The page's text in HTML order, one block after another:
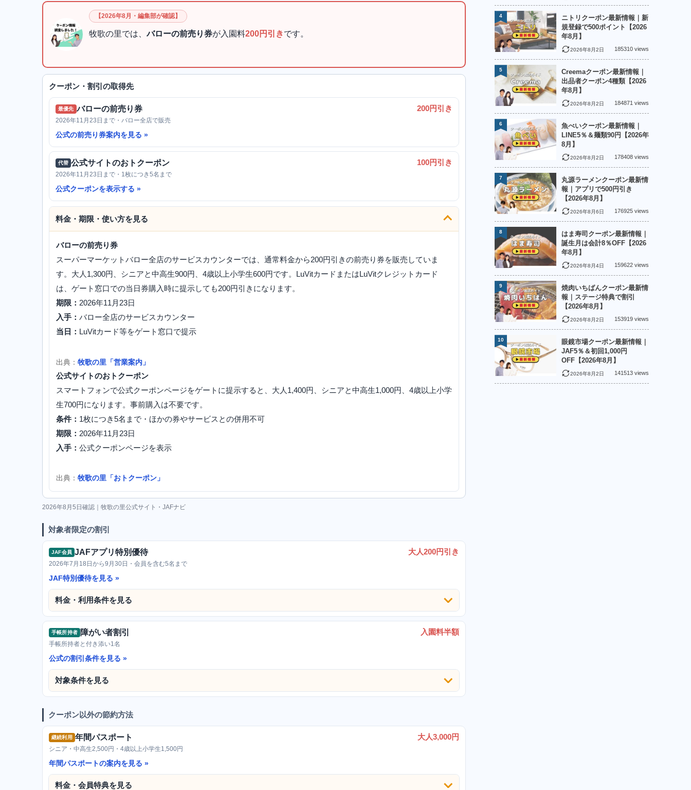
【2026年8月・編集部が確認】
牧歌の里では、バローの前売り券が入園料200円引きです。
クーポン・割引の取得先
最優先 バローの前売り券 200円引き
2026年11月23日まで・バロー全店で販売
公式の前売り券案内を見る
代替 公式サイトのおトクーポン 100円引き
2026年11月23日まで・1枚につき5名まで
公式クーポンを表示する
料金・期限・使い方を見る
バローの前売り券
スーパーマーケットバロー全店のサービスカウンターでは、通常料金から200円引きの前売り券を販売していま
す。大人1,300円、シニアと中高生900円、4歳以上小学生600円です。LuVitカードまたはLuVitクレジットカード
は、ゲート窓口での当日券購入時に提示しても200円引きになります。
期限： 2026年11月23日
入手： バロー全店のサービスカウンター
当日： LuVitカード等をゲート窓口で提示
出典： 牧歌の里「営業案内」
公式サイトのおトクーポン
スマートフォンで公式クーポンページをゲートに提示すると、大人1,400円、シニアと中高生1,000円、4歳以上小学
生700円になります。事前購入は不要です。
条件： 1枚につき5名まで・ほかの券やサービスとの併用不可
期限： 2026年11月23日
入手： 公式クーポンページを表示
出典： 牧歌の里「おトクーポン」
2026年8月5日確認｜牧歌の里公式サイト・JAFナビ
対象者限定の割引
JAF会員 JAFアプリ特別優待 大人200円引き
2026年7月18日から9月30日・会員を含む5名まで
JAF特別優待を見る
料金・利用条件を見る
手帳所持者 障がい者割引 入園料半額
手帳所持者と付き添い1名
公式の割引条件を見る
対象条件を見る
クーポン以外の節約方法
継続利用 年間パスポート 大人3,000円
シニア・中高生2,500円・4歳以上小学生1,500円
年間パスポートの案内を見る
料金・会員特典を見る
ニトリクーポン最新情報｜新
規登録で500ポイント【2026
年8月】
2026年8月2日 185310 views
4
Creemaクーポン最新情報｜
出品者クーポン4種類【2026
年8月】
2026年8月2日 184871 views
5
魚べいクーポン最新情報｜
LINE5％＆麺類90円【2026年
8月】
2026年8月2日 178408 views
6
丸源ラーメンクーポン最新情
報｜アプリで500円引き
【2026年8月】
2026年8月6日 176925 views
7
はま寿司クーポン最新情報｜
誕生月は会計8％OFF【2026
年8月】
2026年8月4日 159622 views
8
焼肉いちばんクーポン最新情
報｜ステージ特典で割引
【2026年8月】
2026年8月2日 153919 views
9
眼鏡市場クーポン最新情報｜
JAF5％＆初回1,000円
OFF【2026年8月】
2026年8月2日 141513 views
10